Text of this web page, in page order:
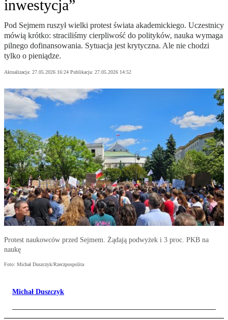
inwestycja”
Pod Sejmem ruszył wielki protest świata akademickiego. Uczestnicy
mówią krótko: straciliśmy cierpliwość do polityków, nauka wymaga
pilnego dofinansowania. Sytuacja jest krytyczna. Ale nie chodzi
tylko o pieniądze.
Aktualizacja: 27.05.2026 16:24 Publikacja: 27.05.2026 14:52
Protest naukowców przed Sejmem. Żądają podwyżek i 3 proc. PKB na
naukę
Foto: Michał Duszczyk/Rzeczpospolita
Michał Duszczyk